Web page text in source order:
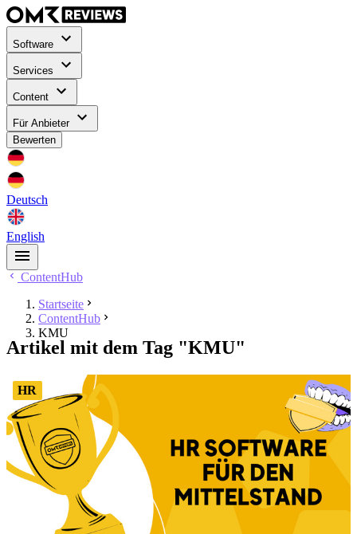
Software
Services
Content
Für Anbieter
Bewerten
Deutsch
English
ContentHub
Startseite
ContentHub
KMU
Artikel mit dem Tag "KMU"
HR